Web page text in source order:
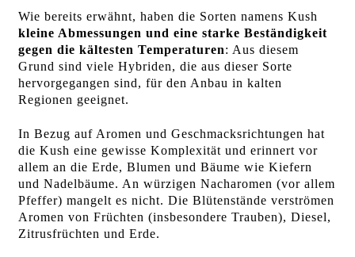
Wie bereits erwähnt, haben die Sorten namens Kush
kleine Abmessungen und eine starke Beständigkeit
gegen die kältesten Temperaturen: Aus diesem
Grund sind viele Hybriden, die aus dieser Sorte
hervorgegangen sind, für den Anbau in kalten
Regionen geeignet.
In Bezug auf Aromen und Geschmacksrichtungen hat
die Kush eine gewisse Komplexität und erinnert vor
allem an die Erde, Blumen und Bäume wie Kiefern
und Nadelbäume. An würzigen Nacharomen (vor allem
Pfeffer) mangelt es nicht. Die Blütenstände verströmen
Aromen von Früchten (insbesondere Trauben), Diesel,
Zitrusfrüchten und Erde.